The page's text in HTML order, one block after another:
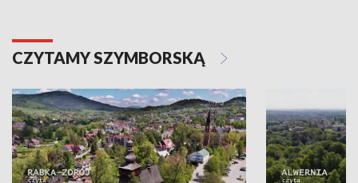
CZYTAMY SZYMBORSKĄ